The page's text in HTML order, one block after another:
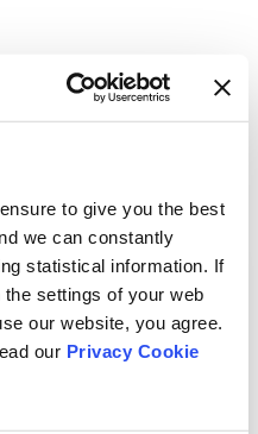
to give you the best
we can constantly
statistical information. If
settings of your web
our website, you agree.
our Privacy Cookie